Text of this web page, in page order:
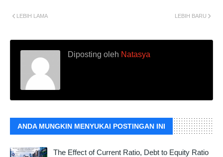
LEBIH BARU
LEBIH LAMA
Diposting oleh Natasya
ANDA MUNGKIN MENYUKAI POSTINGAN INI
The Effect of Current Ratio, Debt to Equity Ratio